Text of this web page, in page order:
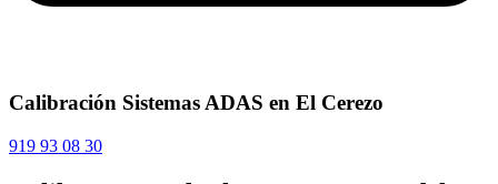
Calibración Sistemas ADAS en El Cerezo
919 93 08 30